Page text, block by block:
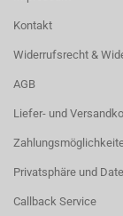
Kontakt
Widerrufsrecht &
AGB
Liefer- und
Privatsphäre und
Callback Service